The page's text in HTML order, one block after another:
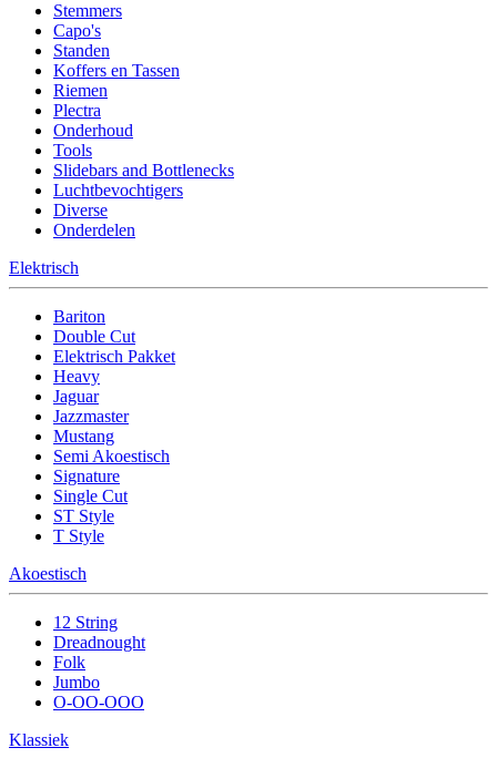
Stemmers
Capo's
Standen
Koffers en Tassen
Riemen
Plectra
Onderhoud
Tools
Slidebars and Bottlenecks
Luchtbevochtigers
Diverse
Onderdelen
Elektrisch
Bariton
Double Cut
Elektrisch Pakket
Heavy
Jaguar
Jazzmaster
Mustang
Semi Akoestisch
Signature
Single Cut
ST Style
T Style
Akoestisch
12 String
Dreadnought
Folk
Jumbo
O-OO-OOO
Klassiek